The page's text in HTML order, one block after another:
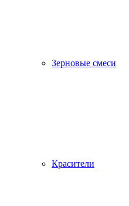
Зерновые смеси
Красители